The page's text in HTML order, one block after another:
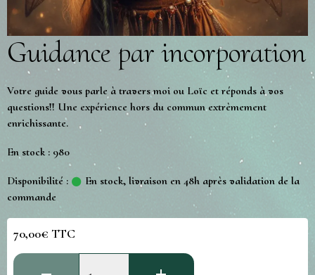
Guidance par incorporation
Votre guide vous parle à travers moi ou Loïc et réponds à vos
questions!! Une expérience hors du commun extrèmement
enrichissante.
En stock : 980
Disponibilité :
En stock, livraison en 48h après validation de la
commande
70,00€ TTC